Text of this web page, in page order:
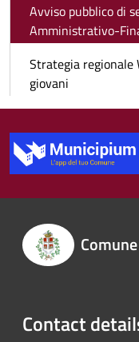
Avviso pubblico di
Amministrativo-
Strategia regionale
giovani
Contact